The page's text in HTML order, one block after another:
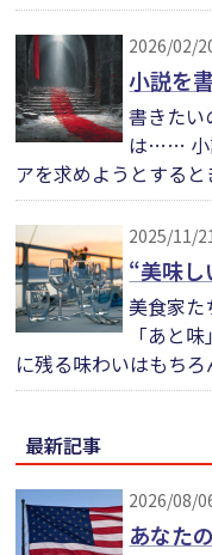
2026/02/
小説を
書きたい
は…… 小
アを求めようとする
2025/11/
“美味
美食家た
「あと
に残る味わいはもち
最新記事
2026/08/
あなた